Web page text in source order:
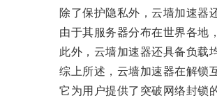
除了保护隐私外，云墙加速器还
由于其服务器分布在世界各地，
此外，云墙加速器还具备负载均
综上所述，云墙加速器在解锁互
它为用户提供了突破网络封锁的